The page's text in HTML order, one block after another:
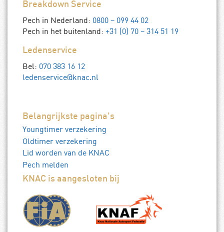
Breakdown Service
Pech in Nederland: 0800 – 099 44 02
Pech in het buitenland: +31 (0) 70 – 314 51 19
Ledenservice
Bel: 070 383 16 12
ledenservice@knac.nl
Belangrijkste pagina's
Youngtimer verzekering
Oldtimer verzekering
Lid worden van de KNAC
Pech melden
KNAC is aangesloten bij